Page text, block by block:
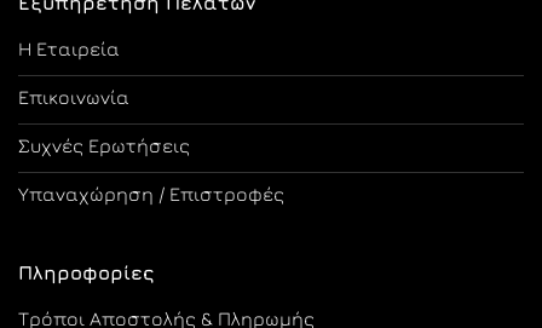
Η Εταιρεία
Επικοινωνία
Συχνές Ερωτήσεις
Υπαναχώρηση / Επιστροφές
Πληροφορίες
Τρόποι Αποστολής & Πληρωμής